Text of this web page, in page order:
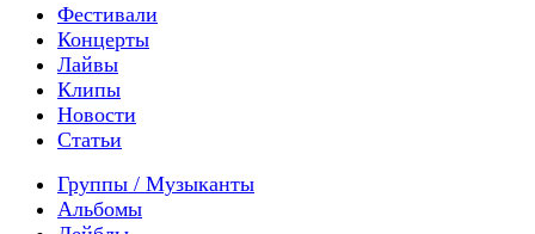
Фестивали
Концерты
Лайвы
Клипы
Новости
Статьи
Группы / Музыканты
Альбомы